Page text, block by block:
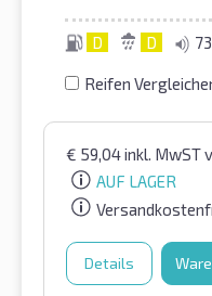
D D
Reifen
€ 59,04inkl. MwST
AUF LAGER
Details